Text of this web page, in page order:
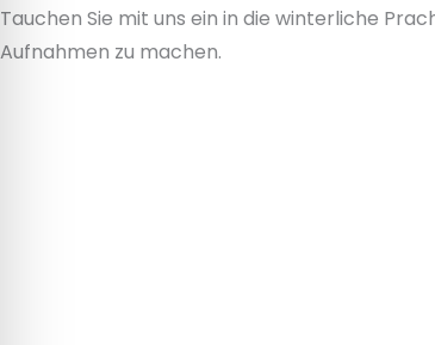
Tauchen Sie mit uns ein in die winterliche
Aufnahmen zu machen.